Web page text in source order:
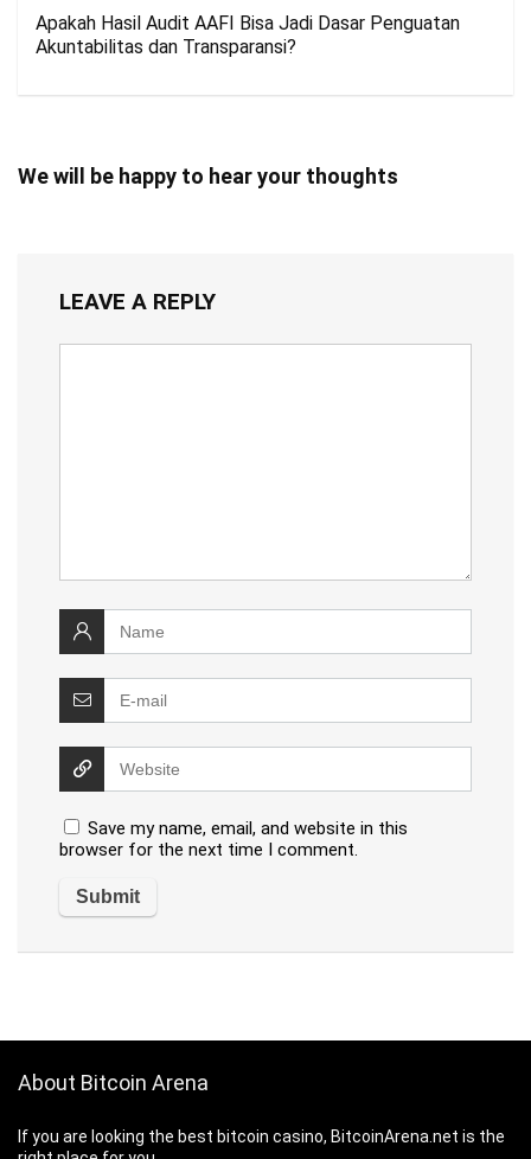
Apakah Hasil Audit AAFI Bisa Jadi Dasar Penguatan
Akuntabilitas dan Transparansi?
We will be happy to hear your thoughts
LEAVE A REPLY
Save my name, email, and website in this
browser for the next time I comment.
About Bitcoin Arena
If you are looking the best bitcoin casino, BitcoinArena.net is the